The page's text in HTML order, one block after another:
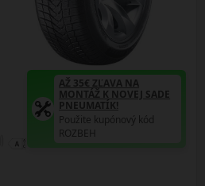
AŽ 35€ ZĽAVA NA
MONTÁŽ K NOVEJ SADE
PNEUMATÍK!
Použite kupónový kód
ROZBEH